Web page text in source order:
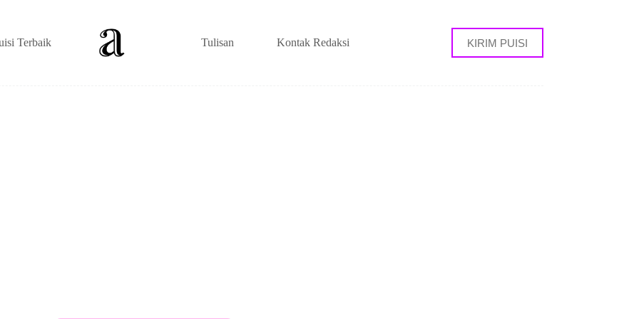
Terbaik Tulisan Kontak Redaksi KIRIM PUISI